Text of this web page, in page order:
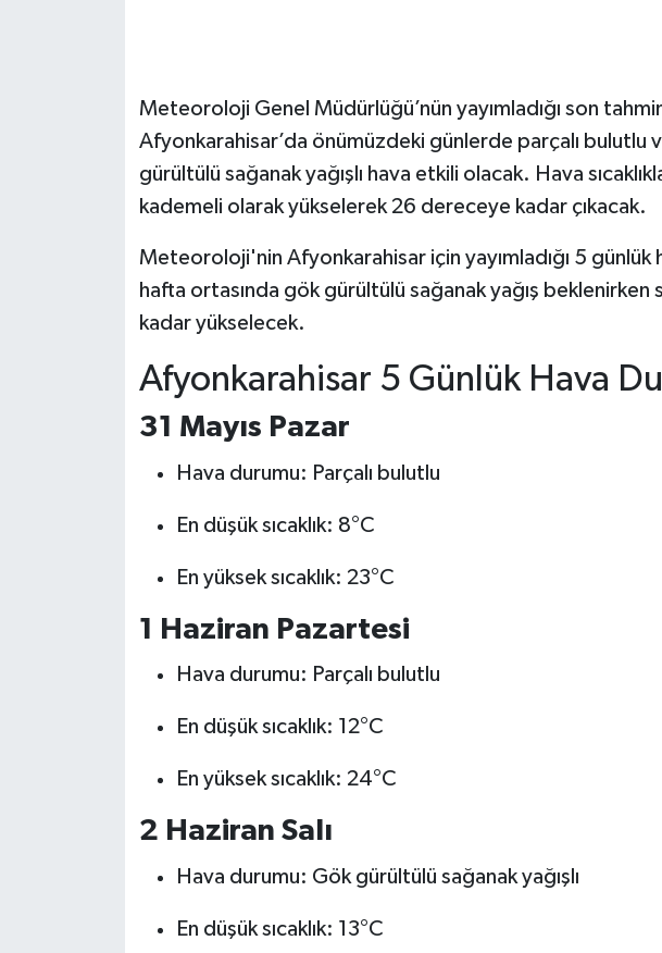
Meteoroloji Genel Müdürlüğü’nün yayımladığı son
Afyonkarahisar’da önümüzdeki günlerde parçalı bulutlu
gürültülü sağanak yağışlı hava etkili olacak. Hava
kademeli olarak yükselerek 26 dereceye kadar çıkacak.
Meteoroloji'nin Afyonkarahisar için yayımladığı 5
hafta ortasında gök gürültülü sağanak yağış beklenirken
kadar yükselecek.
Afyonkarahisar 5 Günlük Hava
31 Mayıs Pazar
Hava durumu: Parçalı bulutlu
En düşük sıcaklık: 8°C
En yüksek sıcaklık: 23°C
1 Haziran Pazartesi
Hava durumu: Parçalı bulutlu
En düşük sıcaklık: 12°C
En yüksek sıcaklık: 24°C
2 Haziran Salı
Hava durumu: Gök gürültülü sağanak yağışlı
En düşük sıcaklık: 13°C